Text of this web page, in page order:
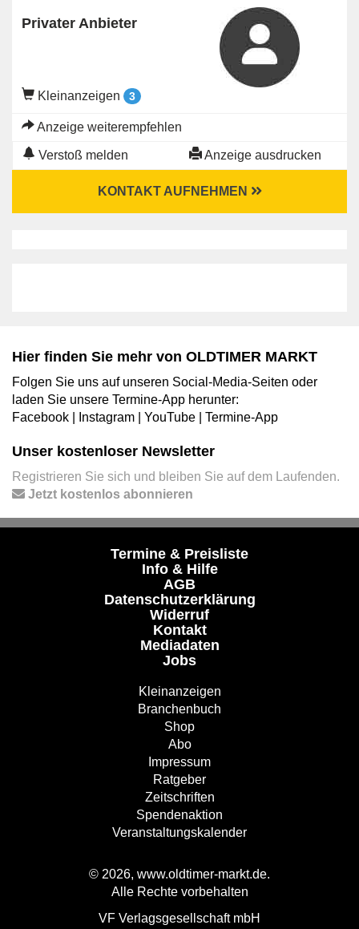
Privater Anbieter
Kleinanzeigen 3
Anzeige weiterempfehlen
Verstoß melden Anzeige ausdrucken
KONTAKT AUFNEHMEN
Hier finden Sie mehr von OLDTIMER MARKT
Folgen Sie uns auf unseren Social-Media-Seiten oder
laden Sie unsere Termine-App herunter:
Facebook
Instagram YouTube Termine-App
Unser kostenloser Newsletter
Registrieren Sie sich und bleiben Sie auf dem Laufenden.
Jetzt kostenlos abonnieren
Termine & Preisliste
Info & Hilfe
AGB
Datenschutzerklärung
Widerruf
Kontakt
Mediadaten
Jobs
Kleinanzeigen
Branchenbuch
Shop
Abo
Impressum
Ratgeber
Zeitschriften
Spendenaktion
Veranstaltungskalender
© 2026, www.oldtimer-markt.de.
Alle Rechte vorbehalten
VF Verlagsgesellschaft mbH